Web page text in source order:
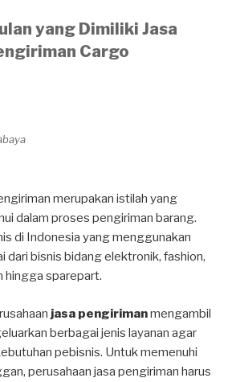
yang Dimiliki Jasa
Cargo
merupakan istilah yang
dalam proses pengiriman barang.
di Indonesia yang menggunakan
dari bisnis bidang elektronik, fashion,
hingga sparepart.
jasa pengirimanmengambil
berbagai jenis layanan agar
pebisnis. Untuk memenuhi
perusahaan jasa pengiriman harus